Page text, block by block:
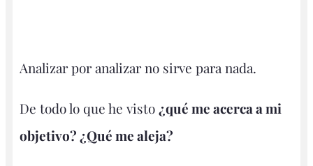
Analizar por analizar no sirve para nada.
De todo lo que he visto¿qué me acerca a mi
objetivo? ¿Qué me aleja?